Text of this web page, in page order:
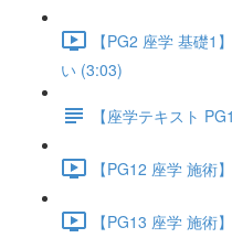
【PG2 座学 基礎1
い (3:03)
【座学テキスト
【PG12 座学 施術
【PG13 座学 施術